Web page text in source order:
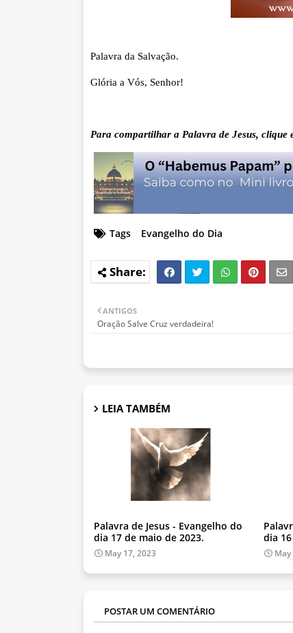
Palavra da Salvação.
Glória a Vós, Senhor!
Para compartilhar a Palavra de Jesus, clique
Tags Evangelho do Dia
ANTIGOS
Oração Salve Cruz verdadeira!
LEIA TAMBÉM
Palavra de Jesus - Evangelho do
dia 17 de maio de 2023.
May 17, 2023
dia
POSTAR UM COMENTÁRIO